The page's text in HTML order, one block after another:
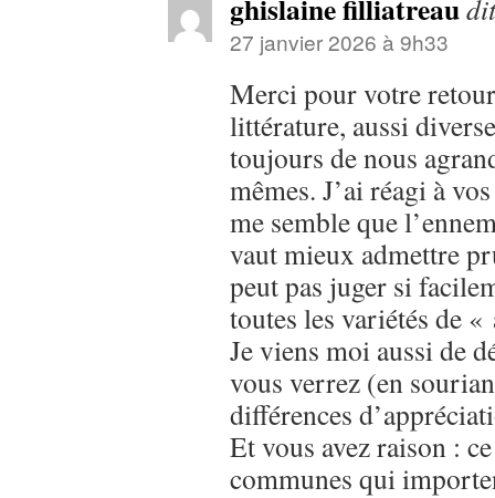
ghislaine filliatreau
27 janvier 2026 à 9h33
Merci pour votre
littérature, aussi
toujours de nous
mêmes. J’ai réagi à
me semble que
vaut mieux admettre
peut pas juger si
toutes les variétés de
Je viens moi aussi de
vous verrez (en
différences
Et vous avez raison :
communes qui